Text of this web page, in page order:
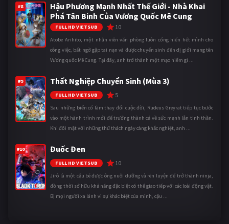
#8
Hậu Phương Mạnh Nhất Thế Giới - Nhà Khai
Phá Tân Binh Của Vương Quốc Mê Cung
FULL HD VIETSUB 10
Atobe Arihito, một nhân viên văn phòng luôn cống hiến hết mình cho
công việc, bất ngờ gặp tai nạn và được chuyển sinh đến dị giới mang tên
Vương quốc Mê Cung. Tại đây, anh trở thành một mạo hiểm gi ...
#9 Thất Nghiệp Chuyển Sinh (Mùa 3)
FULL HD VIETSUB 5
Sau những biến cố làm thay đổi cuộc đời, Rudeus Greyrat tiếp tục bước
vào một hành trình mới để trưởng thành cả về sức mạnh lẫn tinh thần.
Khi đối mặt với những thử thách ngày càng khắc nghiệt, anh ...
#10 Đuốc Đen
FULL HD VIETSUB 10
Jirô là một cậu bé được ông nuôi dưỡng và rèn luyện để trở thành ninja,
đồng thời sở hữu khả năng đặc biệt có thể giao tiếp với các loài động vật.
Bị mọi người xa lánh vì sự khác biệt của mình, cậu ...